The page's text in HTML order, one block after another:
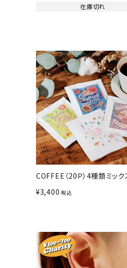
在庫切れ
COFFEE（20Ｐ）4種類ミック
¥3,400 税込